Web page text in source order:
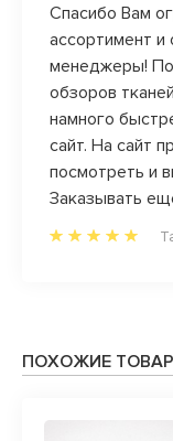
Спасибо Вам
ассортимент
менеджеры!
обзоров
намного
сайт. На сайт
посмотреть и
Заказывать
ПОХОЖИЕ